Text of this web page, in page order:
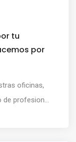
tu
por
oficinas,
de profesion...